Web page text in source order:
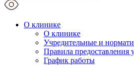
О клинике
О клинике
Учредительные и
Правила предоставления
График работы